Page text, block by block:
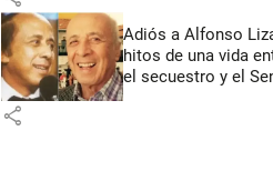
Adiós a Alfonso
hitos de una vida
el secuestro y el
share